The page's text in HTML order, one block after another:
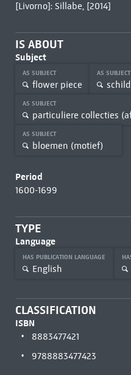
[Livorno]: Sillabe, [2014]
IS ABOUT
Subject
AS SUBJECT
flower piece
AS SUBJECT
AS SUBJECT
particuliere collecties
AS SUBJECT
bloemen (motief)
Period
1600-1699
TYPE
Language
HAS PUBLICATION LANGUAGE
English
CLASSIFICATION
ISBN
8883477421
9788883477423